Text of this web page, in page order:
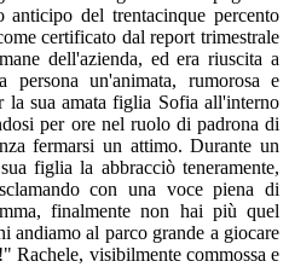
del trentacinque percento
certificato dal report trimestrale
dell'azienda, ed era riuscita a
persona un'animata, rumorosa e
la sua amata figlia Sofia all'interno
per ore nel ruolo di padrona di
fermarsi un attimo. Durante un
figlia la abbracciò teneramente,
con una voce piena di
finalmente non hai più quel
andiamo al parco grande a giocare
Rachele, visibilmente commossa e